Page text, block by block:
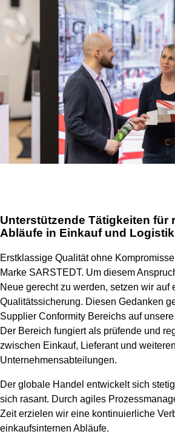
Unterstützende Tätigkeiten für
Abläufe in Einkauf und Logistik
Erstklassige Qualität ohne
Marke SARSTEDT. Um diesem
Neue gerecht zu werden, setzen wir auf
Qualitätssicherung. Diesen Gedanken
Supplier Conformity Bereichs auf
Der Bereich fungiert als prüfende und
zwischen Einkauf, Lieferant und weiteren
Unternehmensabteilungen.
Der globale Handel entwickelt sich
sich rasant. Durch agiles
Zeit erzielen wir eine kontinuierliche
einkaufsinternen Abläufe.